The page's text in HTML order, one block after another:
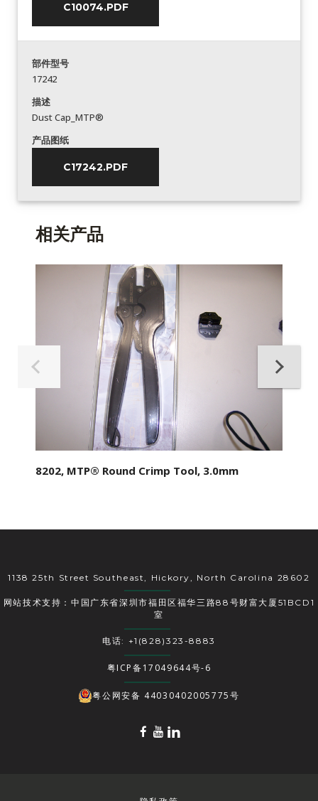
C10074.PDF
部件型号
17242
描述
Dust Cap_MTP®
产品图纸
C17242.PDF
相关产品
8202, MTP® Round Crimp Tool, 3.0mm
1138 25th Street Southeast, Hickory, North Carolina 28602
网站技术支持：中国广东省深圳市福田区福华三路88号财富大厦51BCD1
室
电话: +1(828)323-8883
粤ICP备17049644号-6
粤公网安备 44030402005775号